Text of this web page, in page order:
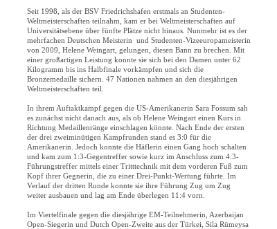
Seit 1998, als der BSV Friedrichshafen erstmals an Studenten-
Weltmeisterschaften teilnahm, kam er bei Weltmeisterschaften auf
Universitätsebene über fünfte Plätze nicht hinaus. Nunmehr ist es der
mehrfachen Deutschen Meisterin und Studenten-Vizeeuropameisterin
von 2009, Helene Weingart, gelungen, diesen Bann zu brechen. Mit
einer großartigen Leistung konnte sie sich bei den Damen unter 62
Kilogramm bis ins Halbfinale vorkämpfen und sich die
Bronzemedaille sichern. 47 Nationen nahmen an den diesjährigen
Weltmeisterschaften teil.
In ihrem Auftaktkampf gegen die US-Amerikanerin Sara Fossum sah
es zunächst nicht danach aus, als ob Helene Weingart einen Kurs in
Richtung Medaillenränge einschlagen könnte. Nach Ende der ersten
der drei zweiminütigen Kampfrunden stand es 3:0 für die
Amerikanerin. Jedoch konnte die Häflerin einen Gang hoch schalten
und kam zum 1:3-Gegentreffer sowie kurz im Anschluss zum 4:3-
Führungstreffer mittels einer Tritttechnik mit dem vorderen Fuß zum
Kopf ihrer Gegnerin, die zu einer Drei-Punkt-Wertung führte. Im
Verlauf der dritten Runde konnte sie ihre Führung Zug um Zug
weiter ausbauen und lag am Ende überlegen 11:4 vorn.
Im Viertelfinale gegen die diesjährige EM-Teilnehmerin, Azerbaijan
Open-Siegerin und Dutch Open-Zweite aus der Türkei, Sila Rümeysa